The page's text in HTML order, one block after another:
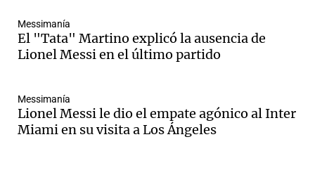
Messimanía
El "Tata" Martino explicó la ausencia de
Lionel Messi en el último partido
Messimanía
Lionel Messi le dio el empate agónico al Inter
Miami en su visita a Los Ángeles